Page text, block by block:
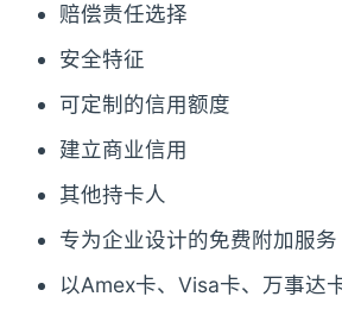
赔偿责任选择
安全特征
可定制的信用额度
建立商业信用
其他持卡人
专为企业设计的免费附加服务
以Amex卡、Visa卡、万事达